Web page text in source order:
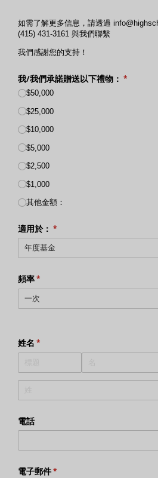
如需了解更多信息，請透過
(415) 431-3161 與我們聯繫
我們感謝您的支持！
我/我們承諾贈送以下禮物： *
（必需的）
$50,000
$25,000
$10,000
$5,000
$2,500
$1,000
其他金額：
適用於： *
（必需的）
頻率*
（必需的）
姓名 *
（必需的）
電話
電子郵件*
（必需的）